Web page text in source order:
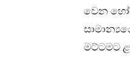
වෙන
මට්ටමට